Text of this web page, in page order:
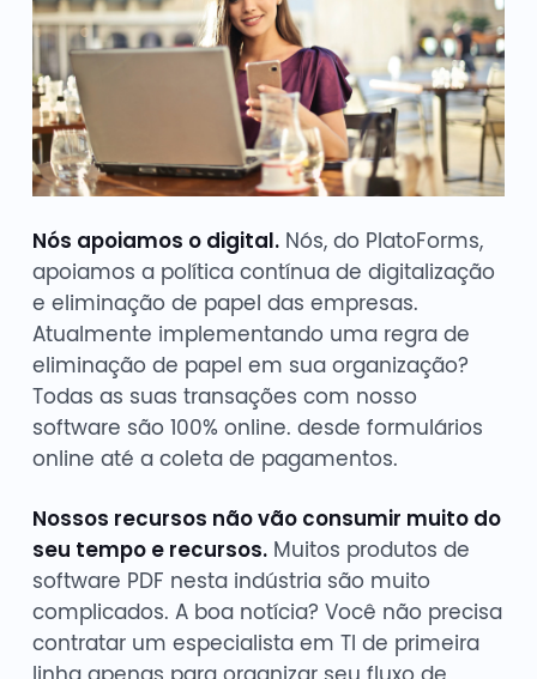
Nós apoiamos o digital.Nós, do PlatoForms,
apoiamos a política contínua de digitalização
e eliminação de papel das empresas.
Atualmente implementando uma regra de
eliminação de papel em sua organização?
Todas as suas transações com nosso
software são 100% online. desde formulários
online até a coleta de pagamentos.
Nossos recursos não vão consumir muito do
seu tempo e recursos.Muitos produtos de
software PDF nesta indústria são muito
complicados. A boa notícia? Você não precisa
contratar um especialista em TI de primeira